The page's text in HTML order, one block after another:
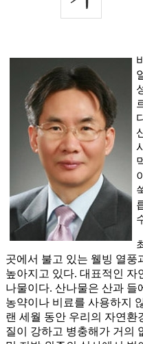
곳에서 불고 있는 웰빙 열풍
높아지고 있다. 대표적인 자
나물이다. 산나물은 산과 들
농약이나 비료를 사용하지
랜 세월 동안 우리의 자연환
질이 강하고 병충해가 거의